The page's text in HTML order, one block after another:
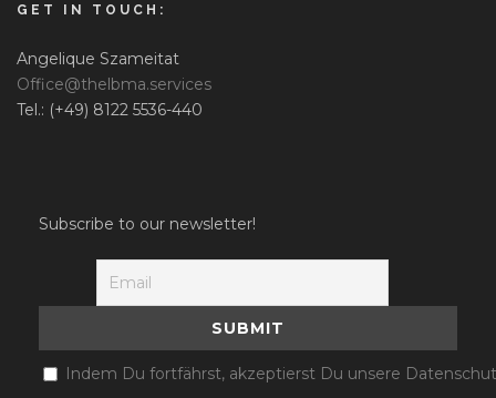
GET IN TOUCH:
Angelique Szameitat
Office@thelbma.services
Tel.: (+49) 8122 5536-440
Subscribe to our newsletter!
Indem Du fortfährst, akzeptierst Du unsere